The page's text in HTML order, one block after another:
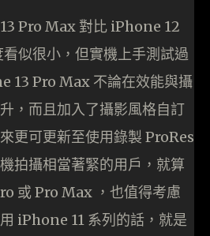
Pro Max 對比 iPhone 12
似很小，但實機上手測試過
13 Pro Max 不論在效能與攝
，而且加入了攝影風格自訂
更可更新至使用錄製 ProRes
拍攝相當著緊的用戶，就算
或 Pro Max ，也值得考慮
iPhone 11 系列的話，就是